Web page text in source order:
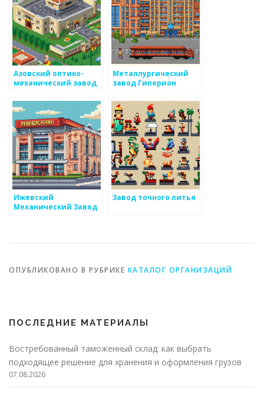
Азовский оптико-
механический завод
Металлургический
завод Гиперион
Ижевский
Механический Завод
Завод точного литья
ОПУБЛИКОВАНО В РУБРИКЕ КАТАЛОГ ОРГАНИЗАЦИЙ
ПОСЛЕДНИЕ МАТЕРИАЛЫ
Востребованный таможенный склад: как выбрать
подходящее решение для хранения и оформления грузов
07.08.2026